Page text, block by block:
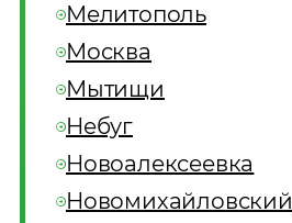
Мелитополь
Москва
Мытищи
Небуг
Новоалексеевка
Новомихайловский